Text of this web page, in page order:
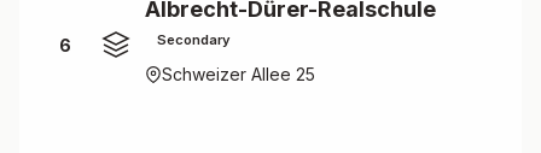
6
Albrecht-Dürer-Realschule
Secondary
Schweizer Allee 25